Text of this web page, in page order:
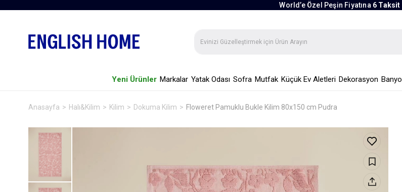
World’e Özel Peşin Fiyatına 6 Taksit
Yeni Ürünler Markalar Yatak Odası Sofra Mutfak Küçük Ev Aletleri Dekorasyon Banyo
Anasayfa Halı&Kilim Kilim Dokuma Kilim Floweret Pamuklu Bukle Kilim 80x150 cm Pudra